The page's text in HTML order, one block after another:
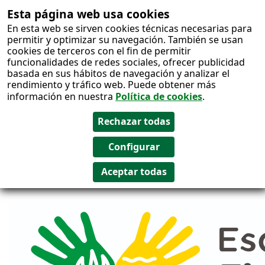
Esta página web usa cookies
En esta web se sirven cookies técnicas necesarias para
permitir y optimizar su navegación. También se usan
cookies de terceros con el fin de permitir
funcionalidades de redes sociales, ofrecer publicidad
basada en sus hábitos de navegación y analizar el
rendimiento y tráfico web. Puede obtener más
información en nuestra Política de cookies.
Salto al
contenido